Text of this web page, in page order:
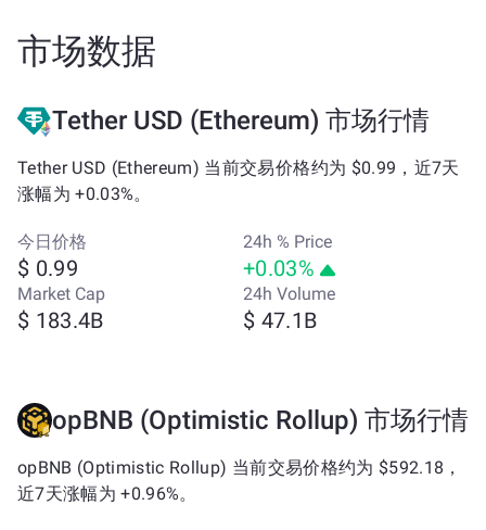
市场数据
Tether USD (Ethereum) 市场行情
Tether USD (Ethereum) 当前交易价格约为 $0.99，近7天
涨幅为 +0.03%。
今日价格
$ 0.99
24h % Price
+0.03%
Market Cap
$ 183.4B
24h Volume
$ 47.1B
opBNB (Optimistic Rollup) 市场行情
opBNB (Optimistic Rollup) 当前交易价格约为 $592.18，
近7天涨幅为 +0.96%。